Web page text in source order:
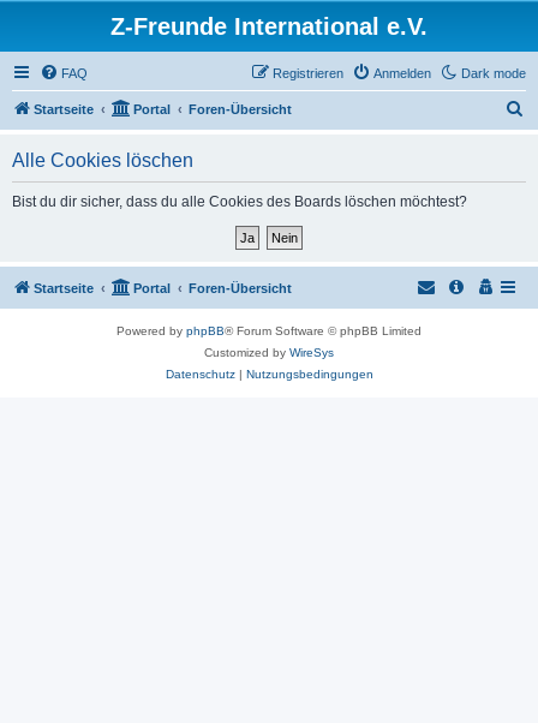
Z-Freunde International e.V.
Dark mode
FAQ Anmelden
Registrieren
Startseite Portal Foren-Übersicht
Alle Cookies löschen
Bist du dir sicher, dass du alle Cookies des Boards löschen möchtest?
Startseite Portal Foren-Übersicht
Powered by phpBB® Forum Software © phpBB Limited
Customized by WireSys
Datenschutz| Nutzungsbedingungen